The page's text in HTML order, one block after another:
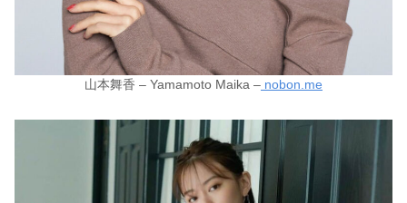
山本舞香 – Yamamoto Maika – nobon.me